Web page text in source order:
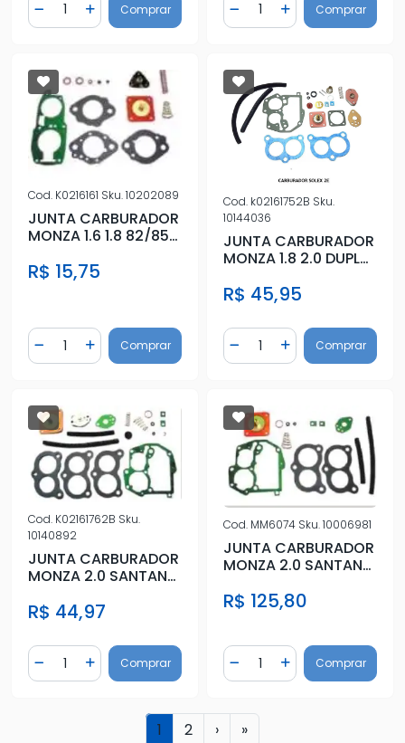
Diminuir Quantidade
Adicionar Quantidade
Comprar Diminuir Quantidade
AdicionarComprar
Cod. K0216161 Sku.10202089
JUNTA CARBURADOR
MONZA 1.6 1.8 82/85
SIMPLES
R$ 15,75
Diminuir Quantidade
Quantidade
Adicionar Quantidade
Comprar
Cod. k02161752B Sku.
10144036
JUNTA CARBURADOR
MONZA 1.8 2.0 DUPLO
C/DIAFRAGMA
R$ 45,95
Diminuir Quantidade
Quantidade
AdicionarComprar
Cod. K02161762B Sku.
10140892
JUNTA CARBURADOR
MONZA 2.0 SANTANA
ALC/GAS C/D
R$ 44,97
Diminuir Quantidade
Quantidade
Adicionar Quantidade
Comprar
Cod. MM6074 Sku.10006981
JUNTA CARBURADOR
MONZA 2.0 SANTANA
ALC/GAS SOL
R$ 125,80
Diminuir Quantidade
Quantidade
AdicionarComprar
1 2 › »